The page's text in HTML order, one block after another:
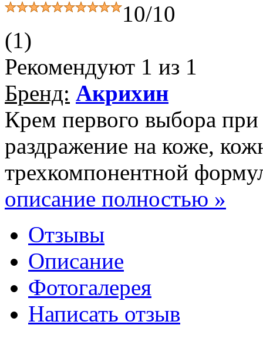
10/10
(1)
Рекомендуют 1 из 1
Бренд: Акрихин
Крем первого выбора
раздражение на коже,
трехкомпонентной
описание полностью »
Отзывы
Описание
Фотогалерея
Написать отзыв